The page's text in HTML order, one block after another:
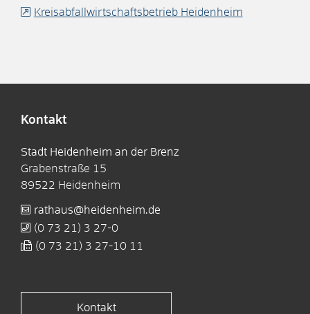
Kreisabfallwirtschaftsbetrieb Heidenheim
Kontakt
Stadt Heidenheim an der Brenz
Grabenstraße 15
89522 Heidenheim
rathaus@heidenheim.de
(0 73 21) 3 27-0
(0 73 21) 3 27-10 11
Kontakt